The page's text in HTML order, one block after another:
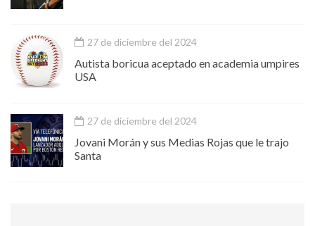
27 de diciembre del 2024
Autista boricua aceptado en academia umpires
USA
27 de diciembre del 2024
Jovani Morán y sus Medias Rojas que le trajo
Santa